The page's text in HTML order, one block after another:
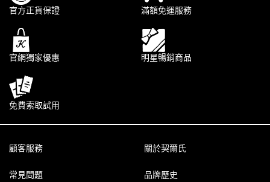
官方正貨保證 滿額免運服務
官網獨家優惠 明星暢銷商品
免費索取試用
顧客服務
常見問題
關於契爾氏
品牌歷史